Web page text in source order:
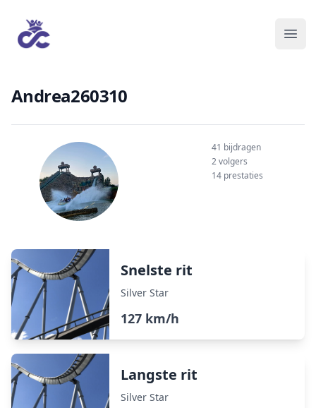
Andrea260310
41 bijdragen
2 volgers
14 prestaties
Snelste rit
Silver Star
127 km/h
Langste rit
Silver Star